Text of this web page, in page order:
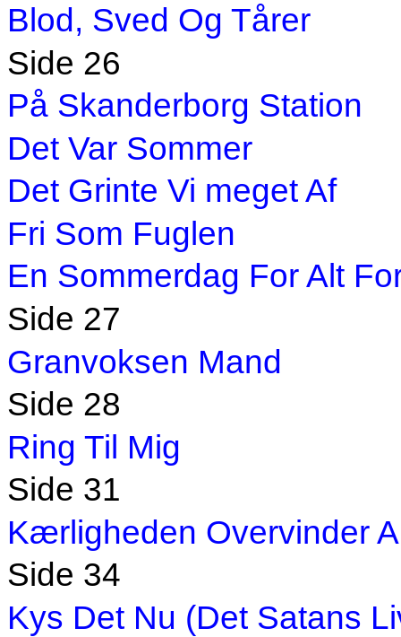
Blod, Sved Og Tårer
Side 26
På Skanderborg Station
Det Var Sommer
Det Grinte Vi meget Af
Fri Som Fuglen
En Sommerdag For Alt
Side 27
Granvoksen Mand
Side 28
Ring Til Mig
Side 31
Kærligheden Overvinder
Side 34
Kys Det Nu (Det Satans